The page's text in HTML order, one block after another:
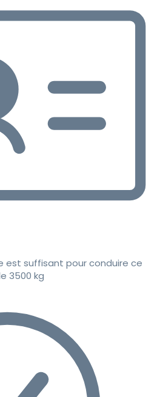
est suffisant pour conduire ce
3500 kg